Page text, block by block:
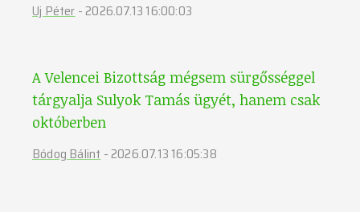
Uj Péter- 2026.07.13 16:00:03
A Velencei Bizottság mégsem sürgősséggel
tárgyalja Sulyok Tamás ügyét, hanem csak
októberben
Bódog Bálint- 2026.07.13 16:05:38